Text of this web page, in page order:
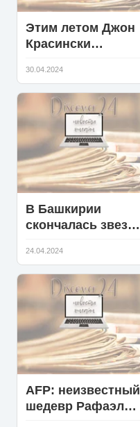
Этим летом Джон
Красински
дочерям
премьеру
«Воображаемых
друзей»
30.04.2024
В Башкирии
скончалась звезда
и оперетты Нина
Бызина
24.04.2024
AFP: неизвестный
шедевр Рафаэля